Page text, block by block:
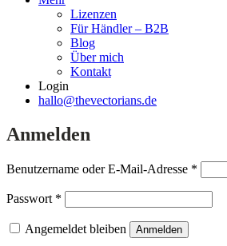
Lizenzen
Für Händler – B2B
Blog
Über mich
Kontakt
Login
hallo@thevectorians.de
Anmelden
Benutzername oder E-Mail-Adresse *
Passwort *
Angemeldet bleiben Anmelden